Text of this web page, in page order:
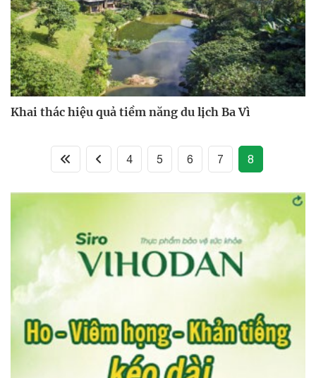
Khai thác hiệu quả tiềm năng du lịch Ba Vì
4 5 6 7 8(current)